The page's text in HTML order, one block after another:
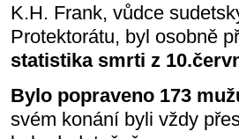
K.H. Frank, vůdce
Protektorátu, byl osobně
statistika smrti z
Bylo popraveno 173
svém konání byli vždy